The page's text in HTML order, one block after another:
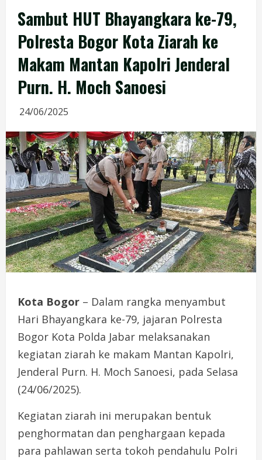
Sambut HUT Bhayangkara ke-79,
Polresta Bogor Kota Ziarah ke
Makam Mantan Kapolri Jenderal
Purn. H. Moch Sanoesi
24/06/2025
Kota Bogor – Dalam rangka menyambut
Hari Bhayangkara ke-79, jajaran Polresta
Bogor Kota Polda Jabar melaksanakan
kegiatan ziarah ke makam Mantan Kapolri,
Jenderal Purn. H. Moch Sanoesi, pada Selasa
(24/06/2025).
Kegiatan ziarah ini merupakan bentuk
penghormatan dan penghargaan kepada
para pahlawan serta tokoh pendahulu Polri